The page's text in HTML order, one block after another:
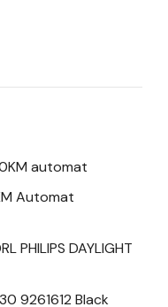
automat
Automat
PHILIPS DAYLIGHT
9261612 Black